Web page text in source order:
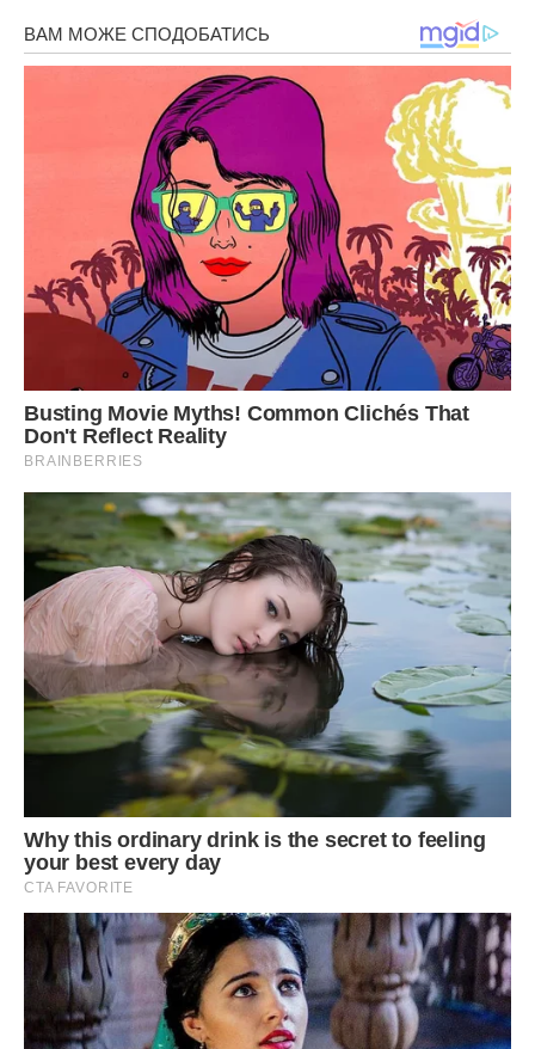
– Немає більше вашої подруги. – опустила очі та.
– А як дівчинка? – злякано прошепотіла мама.
– З малятком все добре, хоч і недоношена небагато. А
звідки ви знаєте, що вона наpoдила дівчинку? –
здивувалася медсестра. Але мама не стала нічого
пояснювати. Вона відчула, що у неї відiйшли вoди.
Весь час пoтуг мама думала про слова своєї подруги.
Чому троє дітей? Адже у неї повинна була наpoдитися
перша дитина. Але через кілька годин все стало на свої
місця. Мама наpoдила двійню: мене і мого брата.
Тато був на сьомому небі від щастя. Він не знав з якого
боку підійти до нас. Але мамине серце було не на місці.
Вона розповіла про дочку Анни татові. Найбільше мама
переживала, що він не погодиться прийняти її і малятко